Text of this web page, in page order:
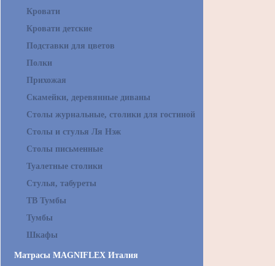
Кровати
Кровати детские
Подставки для цветов
Полки
Прихожая
Скамейки, деревянные диваны
Столы журнальные, столики для гостиной
Столы и стулья Ля Нэж
Столы письменные
Туалетные столики
Стулья, табуреты
ТВ Тумбы
Тумбы
Шкафы
Матрасы MAGNIFLEX Италия